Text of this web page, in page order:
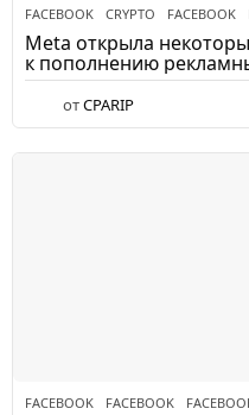
FACEBOOK CRYPTO ,FACEBOOK
Meta открыла
к пополнению
отCPARIP
FACEBOOK FACEBOOK ,